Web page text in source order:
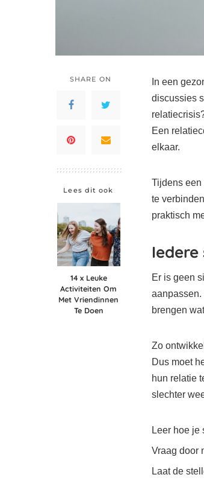
SHARE ON
Lees dit ook
14 x Leuke
Activiteiten Om
Met Vriendinnen
Te Doen
In een
discussies
Een
elkaar.
Tijdens
te
praktisch
Er is geen
brengen
Zo
Dus moet
hun relatie
slechter
Leer hoe je
Vraag door
Laat de